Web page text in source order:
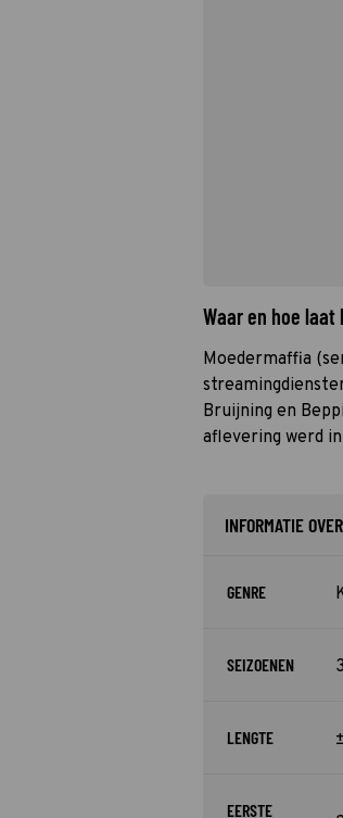
Waar en hoe
Moedermaffia
Bruijning en
aflevering werd
INFORMATIE
GENRE
SEIZOENEN 3
LENGTE
EERSTE